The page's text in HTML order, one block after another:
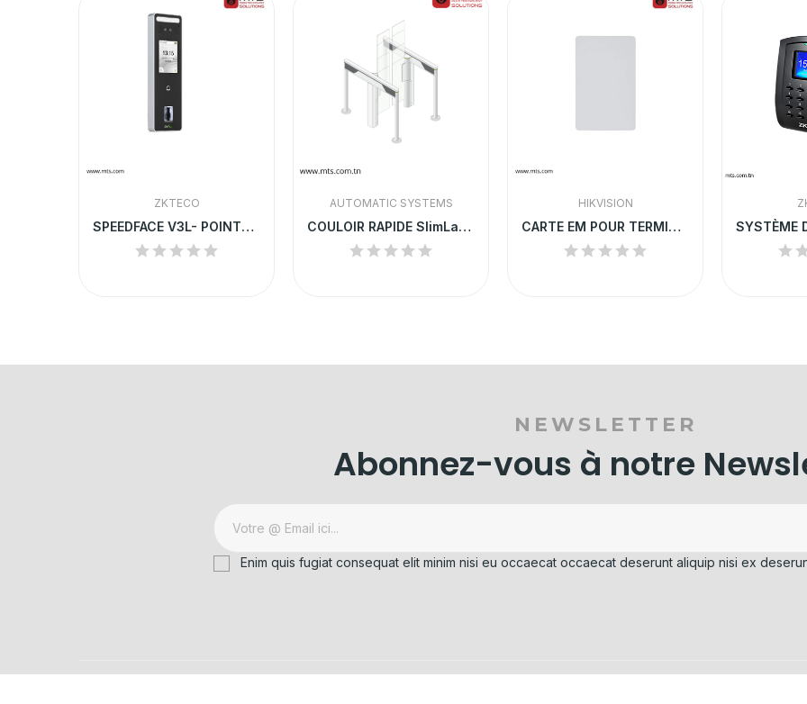
ZKTECO
SPEEDFACE V3L- POINTEUSE A RECONNAISSANCE...
AUTOMATIC SYSTEMS
COULOIR RAPIDE SlimLane 940
HIKVISION
CARTE EM POUR TERMINAL DE CONTROLE D'ACCES...
NEWSLETTER
Abonnez-vous à notre
Enim quis fugiat consequat elit minim nisi eu occaecat occaecat deserunt aliquip nisi ex